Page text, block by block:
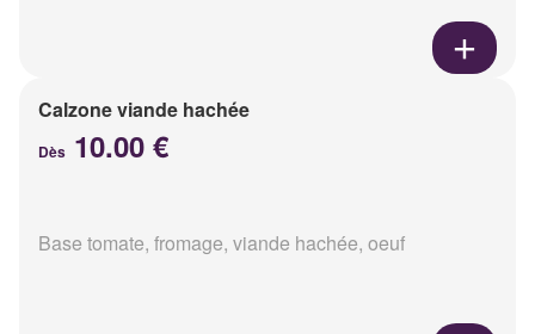
Calzone viande hachée
Dès 10.00 €
Base tomate, fromage, viande hachée, oeuf